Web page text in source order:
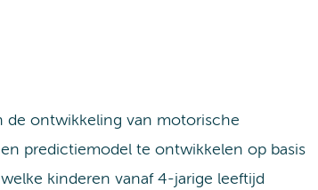
de ontwikkeling van motorische
predictiemodel te ontwikkelen op basis
kinderen vanaf 4-jarige leeftijd